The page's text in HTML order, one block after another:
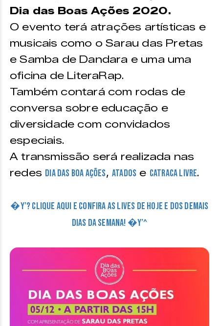
Dia das Boas Ações 2020.
O evento terá atrações artísticas e
musicais como o Sarau das Pretas
e Samba de Dandara e uma uma
oficina de LiteraRap.
Também contará com rodas de
conversa sobre educação e
diversidade com convidados
especiais.
A transmissão será realizada nas
redes Dia das Boa Ações,Atados e Catraca Livre.
�Y’? CLIQUE AQUI E CONFIRA AS LIVES DE HOJE E DOS DEMAIS
DIAS DA SEMANA! �Y’^